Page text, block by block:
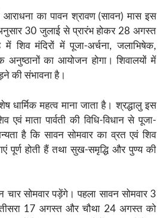
का पावन श्रावण (सावन) मास इस
अनुसार 30 जुलाई से प्रारंभ होकर 28 अगस्त
शिव मंदिरों में पूजा-अर्चना, जलाभिषेक,
अनुष्ठानों का आयोजन होगा। शिवालयों में
की संभावना है।
धार्मिक महत्व माना जाता है। श्रद्धालु इस
माता पार्वती की विधि-विधान से पूजा-
है कि सावन सोमवार का व्रत एवं शिव
पूर्ण होती हैं तथा सुख-समृद्धि और पुण्य की
चार सोमवार पड़ेंगे। पहला सावन सोमवार 3
17 अगस्त और चौथा 24 अगस्त को